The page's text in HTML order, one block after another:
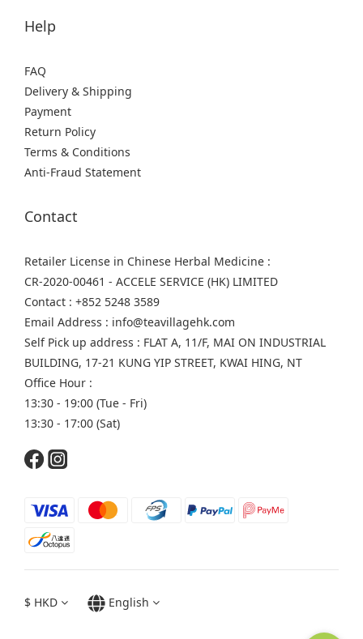
Help
FAQ
Delivery & Shipping
Payment
Return Policy
Terms & Conditions
Anti-Fraud Statement
Contact
Retailer License in Chinese Herbal Medicine :
CR-2020-00461 - ACCELE SERVICE (HK) LIMITED
Contact : +852 5248 3589
Email Address : info@teavillagehk.com
Self Pick up address : FLAT A, 11/F, MAI ON INDUSTRIAL
BUILDING, 17-21 KUNG YIP STREET, KWAI HING, NT
Office Hour :
13:30 - 19:00 (Tue - Fri)
13:30 - 17:00 (Sat)
$ HKD English